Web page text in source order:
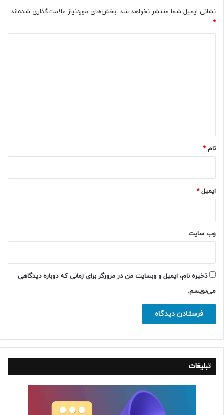
نشانی ایمیل شما منتشر نخواهد شد. بخش‌های موردنیاز علامت‌گذاری شده‌اند
*
نام*
ایمیل*
وب‌ سایت
ذخیره نام، ایمیل و وبسایت من در مرورگر برای زمانی که دوباره دیدگاهی
می‌نویسم.
تبلیغات